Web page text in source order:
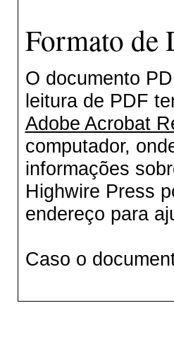
Formato de
O documento
leitura de PDF
Adobe Acrobat
computador,
informações
Highwire Press
endereço para
Caso o